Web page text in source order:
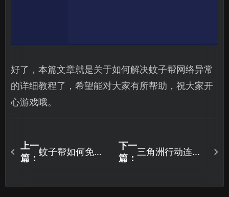
好了，本篇文章就是关于如何解决蚊子帮网络异常
的详细教程了，希望能对大家有所帮助，祝大家开
心游戏哦。
上一
篇：
蚊子帮如何免费
格！
下一
篇：
三角洲行动连接